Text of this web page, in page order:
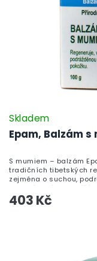
Epam, Balzám s
Skladem
403 Kč
S mumiem – balzám
tradičních tibetských
zejména o suchou,
vhodný také k